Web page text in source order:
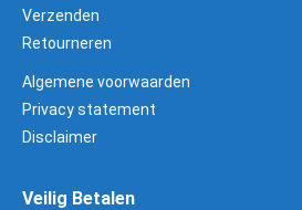
Verzenden
Retourneren
Algemene voorwaarden
Privacy statement
Disclaimer
Veilig Betalen